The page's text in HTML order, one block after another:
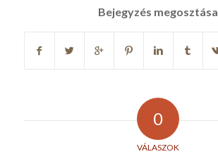
Bejegyzés megosztása
0
VÁLASZOK